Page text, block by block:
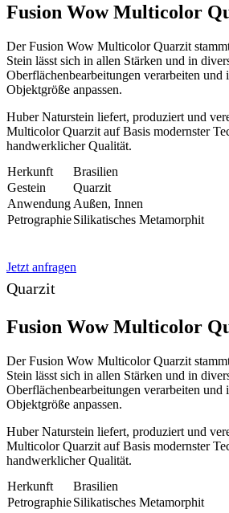
Fusion Wow Multicolor
Der Fusion Wow Multicolor Quarzit
Stein lässt sich in allen Stärken und in
Oberflächenbearbeitungen verarbeiten
Objektgröße anpassen.
Huber Naturstein liefert, produziert und
Multicolor Quarzit auf Basis modernster
handwerklicher Qualität.
Herkunft
Brasilien
Gestein
Quarzit
Anwendung Außen, Innen
PetrographieSilikatisches Metamorphit
Jetzt anfragen
Quarzit
Fusion Wow Multicolor
Der Fusion Wow Multicolor Quarzit
Stein lässt sich in allen Stärken und in
Oberflächenbearbeitungen verarbeiten
Objektgröße anpassen.
Huber Naturstein liefert, produziert und
Multicolor Quarzit auf Basis modernster
handwerklicher Qualität.
Herkunft
Brasilien
PetrographieSilikatisches Metamorphit